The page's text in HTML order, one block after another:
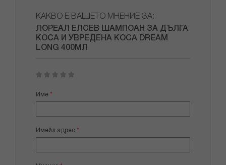
КАКВО Е ВАШЕТО МНЕНИЕ ЗА:
ЛОРЕАЛ ЕЛСЕВ ШАМПОАН ЗА ДЪЛГА
КОСА И УВРЕДЕНА КОСА DREAM
LONG 400МЛ
star
stars
stars
stars
stars
Име
Имейл адрес